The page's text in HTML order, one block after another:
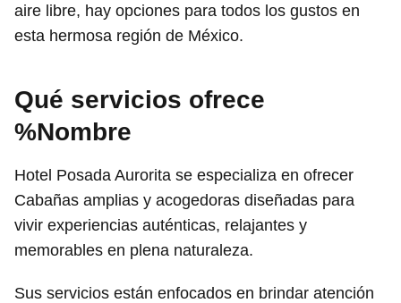
aire libre, hay opciones para todos los gustos en
esta hermosa región de México.
Qué servicios ofrece
%Nombre
Hotel Posada Aurorita se especializa en ofrecer
Cabañas amplias y acogedoras diseñadas para
vivir experiencias auténticas, relajantes y
memorables en plena naturaleza.
Sus servicios están enfocados en brindar atención